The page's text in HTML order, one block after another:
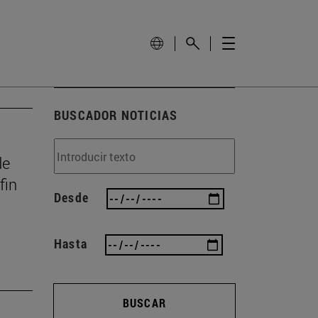
BUSCADOR NOTICIAS
Desde
Hasta
BUSCAR